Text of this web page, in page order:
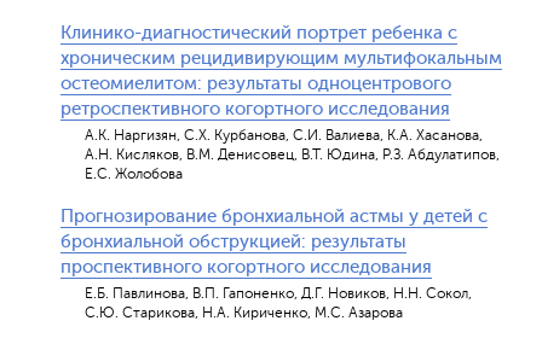
Клинико-диагностический портрет ребенка с
хроническим рецидивирующим мультифокальным
остеомиелитом: результаты одноцентрового
ретроспективного когортного исследования
А.К. Наргизян, С.Х. Курбанова, С.И. Валиева, К.А. Хасанова,
А.Н. Кисляков, В.М. Денисовец, В.Т. Юдина, Р.З. Абдулатипов,
Е.С. Жолобова
Прогнозирование бронхиальной астмы у детей с
бронхиальной обструкцией: результаты
проспективного когортного исследования
Е.Б. Павлинова, В.П. Гапоненко, Д.Г. Новиков, Н.Н. Сокол,
С.Ю. Старикова, Н.А. Кириченко, М.С. Азарова